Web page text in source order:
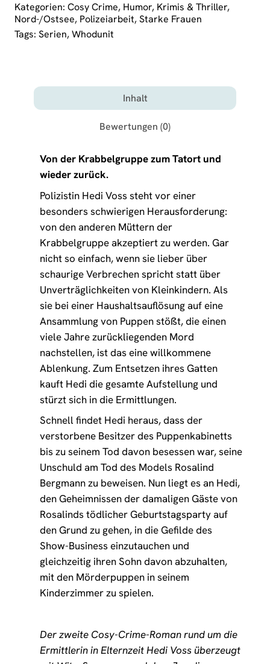
Kategorien: Cosy Crime, Humor, Krimis & Thriller,
Nord-/Ostsee, Polizeiarbeit, Starke Frauen
Tags: Serien, Whodunit
Inhalt
Bewertungen (0)
Von der Krabbelgruppe zum Tatort und
wieder zurück.
Polizistin Hedi Voss steht vor einer
besonders schwierigen Herausforderung:
von den anderen Müttern der
Krabbelgruppe akzeptiert zu werden. Gar
nicht so einfach, wenn sie lieber über
schaurige Verbrechen spricht statt über
Unverträglichkeiten von Kleinkindern. Als
sie bei einer Haushaltsauflösung auf eine
Ansammlung von Puppen stößt, die einen
viele Jahre zurückliegenden Mord
nachstellen, ist das eine willkommene
Ablenkung. Zum Entsetzen ihres Gatten
kauft Hedi die gesamte Aufstellung und
stürzt sich in die Ermittlungen.
Schnell findet Hedi heraus, dass der
verstorbene Besitzer des Puppenkabinetts
bis zu seinem Tod davon besessen war, seine
Unschuld am Tod des Models Rosalind
Bergmann zu beweisen. Nun liegt es an Hedi,
den Geheimnissen der damaligen Gäste von
Rosalinds tödlicher Geburtstagsparty auf
den Grund zu gehen, in die Gefilde des
Show-Business einzutauchen und
gleichzeitig ihren Sohn davon abzuhalten,
mit den Mörderpuppen in seinem
Kinderzimmer zu spielen.
Der zweite Cosy-Crime-Roman rund um die
Ermittlerin in Elternzeit Hedi Voss überzeugt